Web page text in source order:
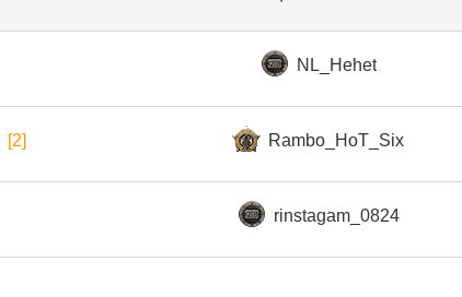
NL_Hehet
[2] Rambo_HoT_Six
rinstagam_0824